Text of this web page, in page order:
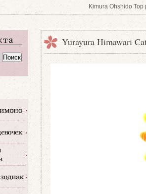
Kimura Ohshido Top
Yurayura Himawari